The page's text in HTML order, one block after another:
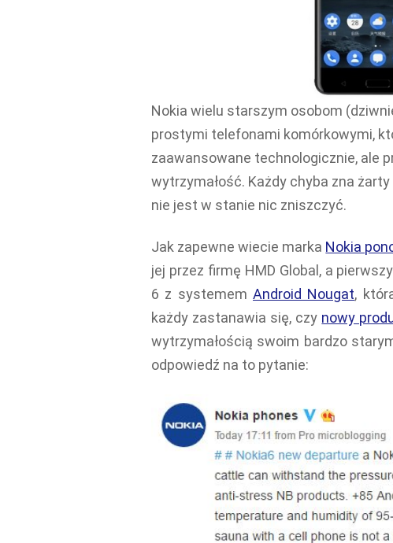
Nokia wielu starszym osobom
prostymi telefonami komórkowymi,
zaawansowane technologicznie, ale
wytrzymałość. Każdy chyba zna
nie jest w stanie nic zniszczyć.
Jak zapewne wiecie marka Nokia
jej przez firmę HMD Global, a
6 z systemem Android Nougat,
każdy zastanawia się, czy nowy
wytrzymałością swoim bardzo
odpowiedź na to pytanie: